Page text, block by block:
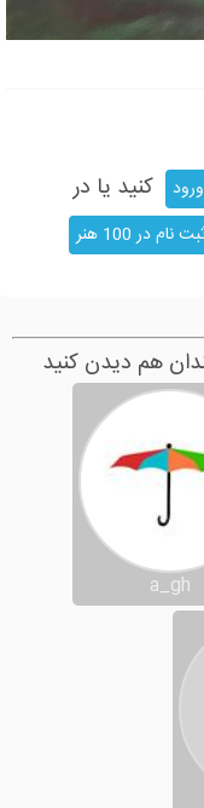
ورود
کنید یا در
نام در 100 هنر
هم دیدن کنید
a_gh